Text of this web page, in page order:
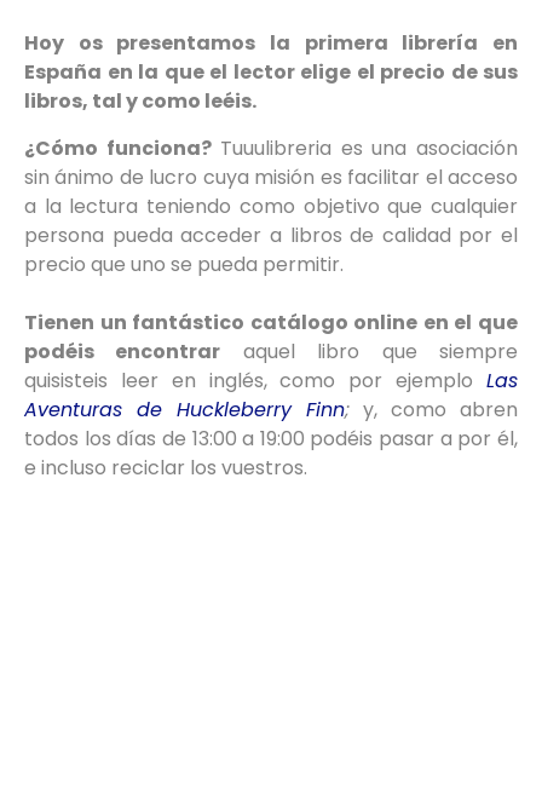
Hoy os presentamos la primera librería en
España en la que el lector elige el precio de sus
libros, tal y como leéis.
¿Cómo funciona?Tuuulibreria es una asociación
sin ánimo de lucro cuya misión es facilitar el acceso
a la lectura teniendo como objetivo que cualquier
persona pueda acceder a libros de calidad por el
precio que uno se pueda permitir.
Tienen un fantástico catálogo online en el que
podéis encontrar aquel libro que siempre
quisisteis leer en inglés, como por ejemplo Las
Aventuras de Huckleberry Finn;y, como abren
todos los días de 13:00 a 19:00 podéis pasar a por él,
e incluso reciclar los vuestros.